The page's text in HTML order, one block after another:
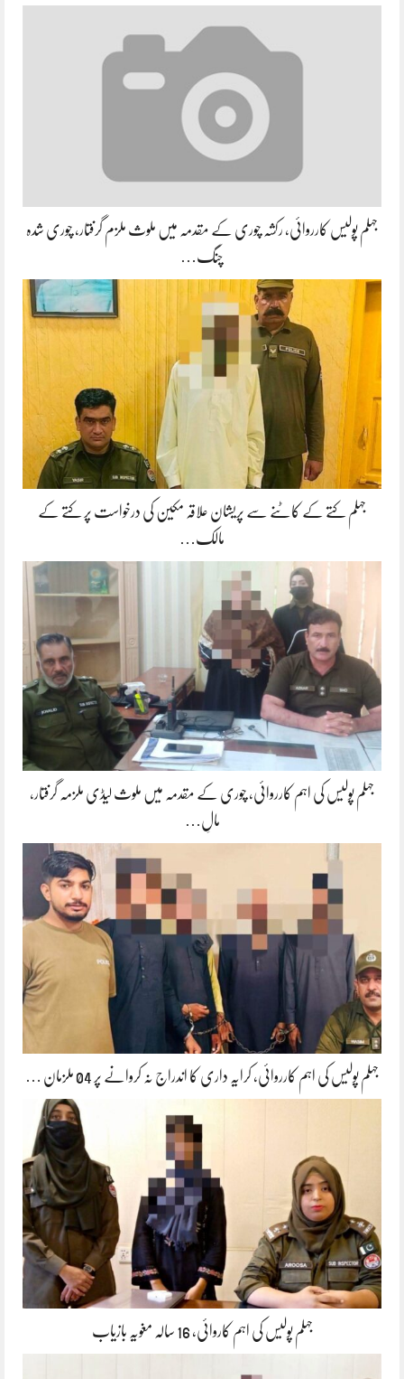
جہلم پولیس کارروائی، رکشہ چوری کے مقدمہ میں ملوث ملزم گرفتار، چوری شدہ
چنگ…
جہلم کتے کے کاٹنے سے پریشان علاقہ مکین کی درخواست پر کتے کے
مالک…
جہلم پولیس کی اہم کارروائی، چوری کے مقدمہ میں ملوث لیڈی ملزمہ گرفتار،
مالِ…
جہلم پولیس کی اہم کارروائی، کرایہ داری کا اندراج نہ کروانے پر 04 ملزمان …
جہلم پولیس کی اہم کاروائی، 16 سالہ مغویہ بازیاب